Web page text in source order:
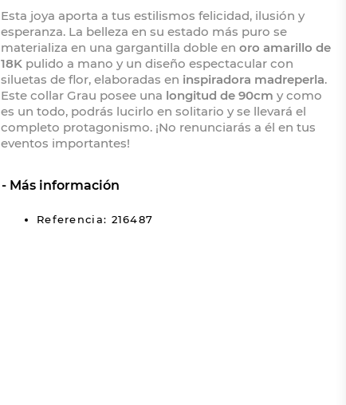
Esta joya aporta a tus estilismos felicidad, ilusión y
esperanza. La belleza en su estado más puro se
materializa en una gargantilla doble en oro amarillo de
18K pulido a mano y un diseño espectacular con
siluetas de flor, elaboradas en inspiradora madreperla.
Este collar Grau posee una longitud de 90cm y como
es un todo, podrás lucirlo en solitario y se llevará el
completo protagonismo. ¡No renunciarás a él en tus
eventos importantes!
Más información
Referencia: 216487